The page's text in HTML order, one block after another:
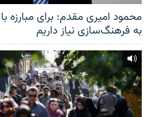
محمود امیری مقدم: برای مبارزه با
به فرهنگ‌سازی نیاز داریم